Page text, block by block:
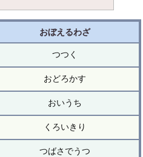
おぼえるわざ
つつく
おどろかす
おいうち
くろいきり
つばさでうつ